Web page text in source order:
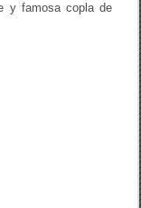
y famosa copla de